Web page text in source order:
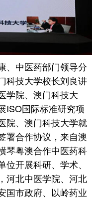
、中医药部门领导分
科技大学校长刘良讲
学院、澳门科技大
ISO国际标准研究项
院、澳门科技大学就
署合作协议，来自澳
琴粤澳合作中医药科
开展科研、学术、
河北中医学院、河北
国市政府、以岭药业